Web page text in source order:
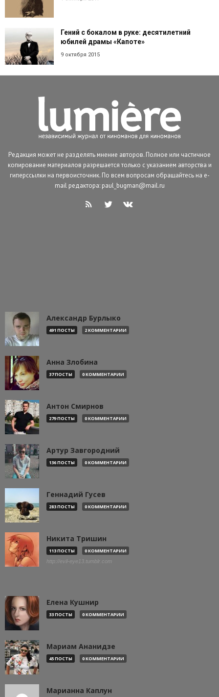
Гений с бокалом в руке: десятилетний
юбилей драмы «Капоте»
9 октября 2015
Редакция может не разделять мнение авторов. Полное или частичное
копирование материалов разрешается только с указанием авторства и
гиперссылки на первоисточник. По всем вопросам обращайтесь на e-
mail редактора: paul_bugman@mail.ru
Александр Бурлыко
491 ПОСТЫ 2 КОММЕНТАРИИ
Анна Злобина
37 ПОСТЫ 0 КОММЕНТАРИИ
Антон Смирнов
279 ПОСТЫ 0 КОММЕНТАРИИ
Артур Завгородний
136 ПОСТЫ 0 КОММЕНТАРИИ
Геннадий Гусев
283 ПОСТЫ 0 КОММЕНТАРИИ
Никита Тришин
113 ПОСТЫ 0 КОММЕНТАРИИ
http://evil-eye13.tumblr.com
Елена Кушнир
33 ПОСТЫ 0 КОММЕНТАРИИ
Мариам Ананидзе
45 ПОСТЫ 0 КОММЕНТАРИИ
Марианна Каплун